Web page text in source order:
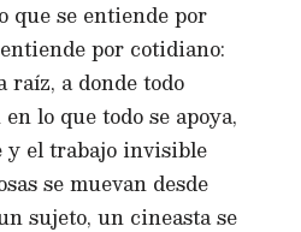
que se entiende por
por cotidiano:
raíz, a donde todo
lo que todo se apoya,
y el trabajo invisible
se muevan desde
sujeto, un cineasta se